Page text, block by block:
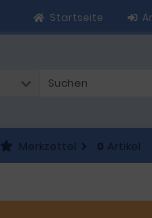
Startseite
Merkzettel 0 Artikel